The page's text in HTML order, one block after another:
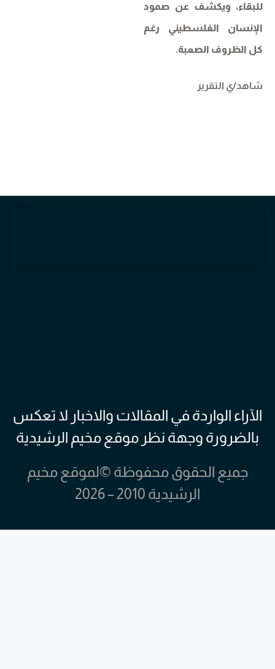
للبقاء، ويكشف عن صمود
الإنسان الفلسطيني رغم
كل الظروف الصعبة.
شاهد/ي التقرير
الآراء الواردة في المقالات والاخبار لا تعكس
بالضرورة وجهة نظر موقع مخيم الرشيدية
جميع الحقوق محفوظة ©لموقع مخيم
الرشيدية 2010 – 2026